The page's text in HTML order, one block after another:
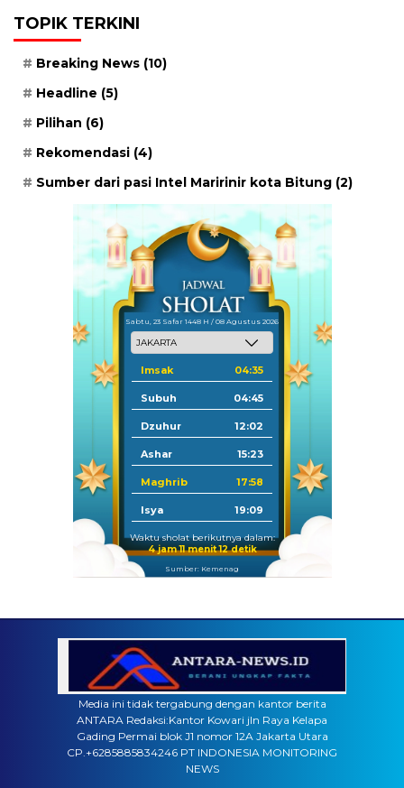
TOPIK TERKINI
Breaking News (10)
Headline (5)
Pilihan (6)
Rekomendasi (4)
Sumber dari pasi Intel Maririnir kota Bitung (2)
Sabtu, 23 Safar 1448 H / 08 Agustus 2026
Imsak 04:35
Subuh 04:45
Dzuhur 12:02
Ashar 15:23
Maghrib 17:58
Isya 19:09
Waktu sholat berikutnya dalam:
4 jam 11 menit 11 detik
Sumber: Kemenag
Media ini tidak tergabung dengan kantor berita
ANTARA Redaksi:Kantor Kowari jln Raya Kelapa
Gading Permai blok J1 nomor 12A Jakarta Utara
CP.+6285885834246 PT INDONESIA MONITORING
NEWS